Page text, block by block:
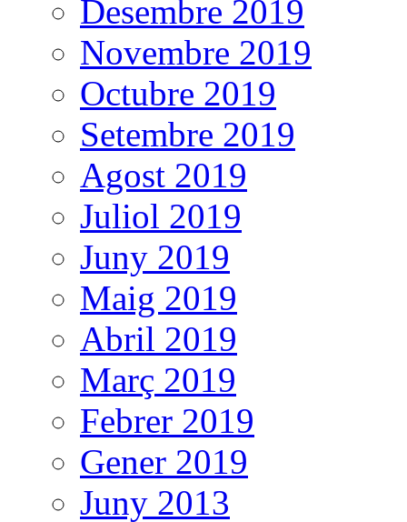
Desembre 2019
Novembre 2019
Octubre 2019
Setembre 2019
Agost 2019
Juliol 2019
Juny 2019
Maig 2019
Abril 2019
Març 2019
Febrer 2019
Gener 2019
Juny 2013